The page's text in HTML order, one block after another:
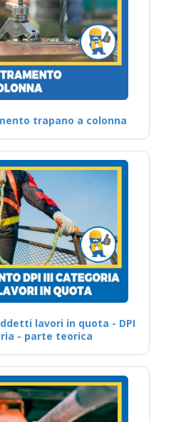
trapano a colonna
lavori in quota - DPI
- parte teorica